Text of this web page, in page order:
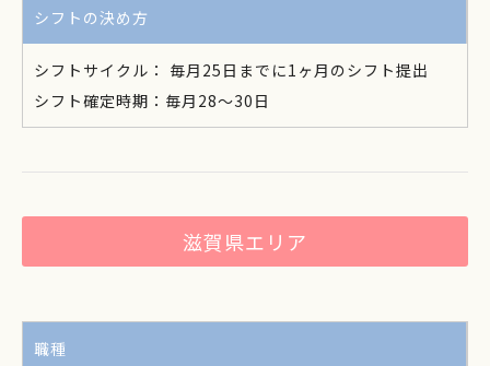
シフトの決め方
シフトサイクル： 毎月25日までに1ヶ月のシフト提出
シフト確定時期：毎月28～30日
滋賀県エリア
職種